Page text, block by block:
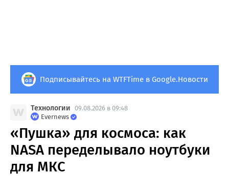
Подписывайтесь на WTFTime в Google.Новости
Технологии 09.08.2026 в 09:48
Evernews
«Пушка» для космоса: как
NASA переделывало ноутбуки
для МКС